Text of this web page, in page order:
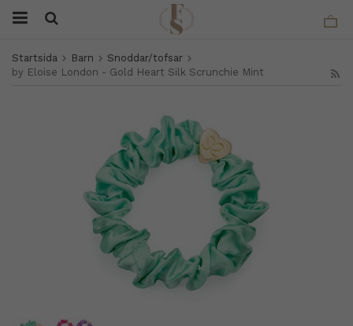
Startsida Barn
Snoddar/tofsar
by Eloise London - Gold Heart Silk Scrunchie Mint